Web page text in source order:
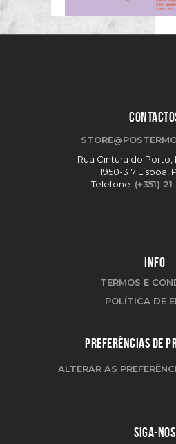
Rua Cintura do Porto,
1950-317 Lisboa,
Telefone: (+351)
INFO
TERMOS E
POLÍTICA DE
PREFERÊNCIAS DE
ALTERAR AS
SIGA-NOS